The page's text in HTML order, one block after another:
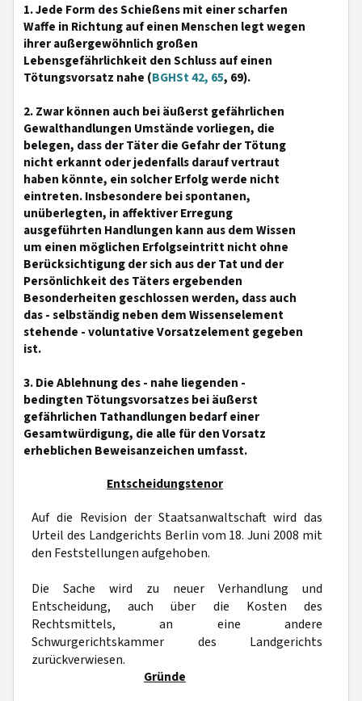
1. Jede Form des Schießens mit einer scharfen
Waffe in Richtung auf einen Menschen legt wegen
ihrer außergewöhnlich großen
Lebensgefährlichkeit den Schluss auf einen
Tötungsvorsatz nahe (BGHSt 42, 65, 69).
2. Zwar können auch bei äußerst gefährlichen
Gewalthandlungen Umstände vorliegen, die
belegen, dass der Täter die Gefahr der Tötung
nicht erkannt oder jedenfalls darauf vertraut
haben könnte, ein solcher Erfolg werde nicht
eintreten. Insbesondere bei spontanen,
unüberlegten, in affektiver Erregung
ausgeführten Handlungen kann aus dem Wissen
um einen möglichen Erfolgseintritt nicht ohne
Berücksichtigung der sich aus der Tat und der
Persönlichkeit des Täters ergebenden
Besonderheiten geschlossen werden, dass auch
das - selbständig neben dem Wissenselement
stehende - voluntative Vorsatzelement gegeben
ist.
3. Die Ablehnung des - nahe liegenden -
bedingten Tötungsvorsatzes bei äußerst
gefährlichen Tathandlungen bedarf einer
Gesamtwürdigung, die alle für den Vorsatz
erheblichen Beweisanzeichen umfasst.
Entscheidungstenor
Auf die Revision der Staatsanwaltschaft wird das
Urteil des Landgerichts Berlin vom 18. Juni 2008 mit
den Feststellungen aufgehoben.
Die Sache wird zu neuer Verhandlung und
Entscheidung, auch über die Kosten des
Rechtsmittels, an eine andere
Schwurgerichtskammer des Landgerichts
zurückverwiesen.
Gründe